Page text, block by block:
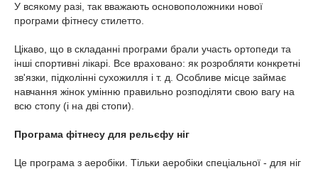
У всякому разі, так вважають основоположники нової
програми фітнесу стилетто.
Цікаво, що в складанні програми брали участь ортопеди та
інші спортивні лікарі. Все враховано: як розробляти конкретні
зв'язки, підколінні сухожилля і т. д. Особливе місце займає
навчання жінок умінню правильно розподіляти свою вагу на
всю стопу (і на дві стопи).
Програма фітнесу для рельєфу ніг
Це програма з аеробіки. Тільки аеробіки спеціальної - для ніг